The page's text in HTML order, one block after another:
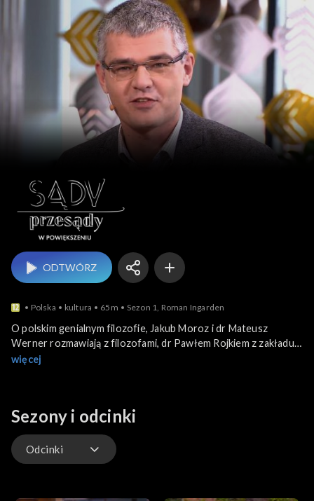
Sądy przesądy
ODTWÓRZ
Polska kultura 65m Sezon 1, Roman Ingarden
O polskim genialnym filozofie, Jakub Moroz i dr Mateusz
Werner rozmawiają z filozofami, dr Pawłem Rojkiem z zakładu
ontologii Uniwersytetu Jagiellońskiego i Pawłem Gradem.
więcej
Sezony i odcinki
Odcinki